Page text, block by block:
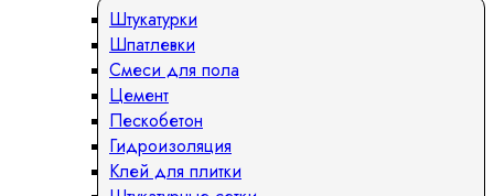
Штукатурки
Шпатлевки
Смеси для пола
Цемент
Пескобетон
Гидроизоляция
Клей для плитки